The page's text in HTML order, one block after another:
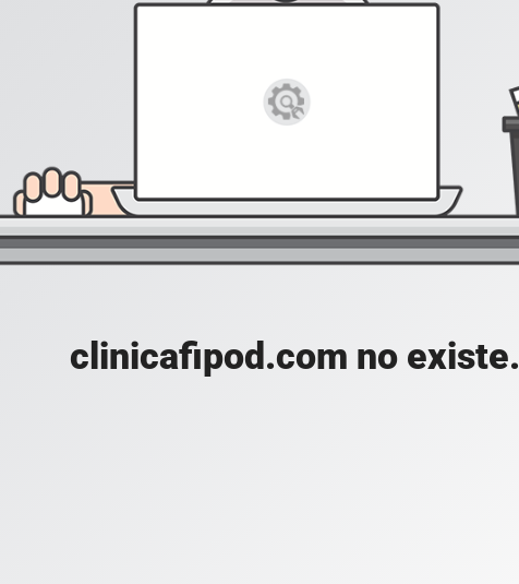
clinicafipod.com no existe.